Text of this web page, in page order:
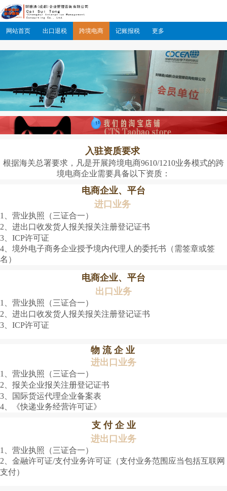
网站首页 出口退税 跨境电商 记账报税 更多
入驻资质要求
根据海关总署要求，凡是开展跨境电商9610/1210业务模式的跨
境电商企业需要具备以下资质：
电商企业、平台
进口业务
1、营业执照（三证合一）
2、进出口收发货人报关报关注册登记证书
3、ICP许可证
4、境外电子商务企业授予境内代理人的委托书（需签章或签
名）
电商企业、平台
出口业务
1、营业执照（三证合一）
2、进出口收发货人报关报关注册登记证书
3、ICP许可证
物 流 企 业
进出口业务
1、营业执照（三证合一）
2、报关企业报关注册登记证书
3、国际货运代理企业备案表
4、《快递业务经营许可证》
支 付 企 业
进出口业务
1、营业执照（三证合一）
2、金融许可证/支付业务许可证（支付业务范围应当包括互联网
支付）